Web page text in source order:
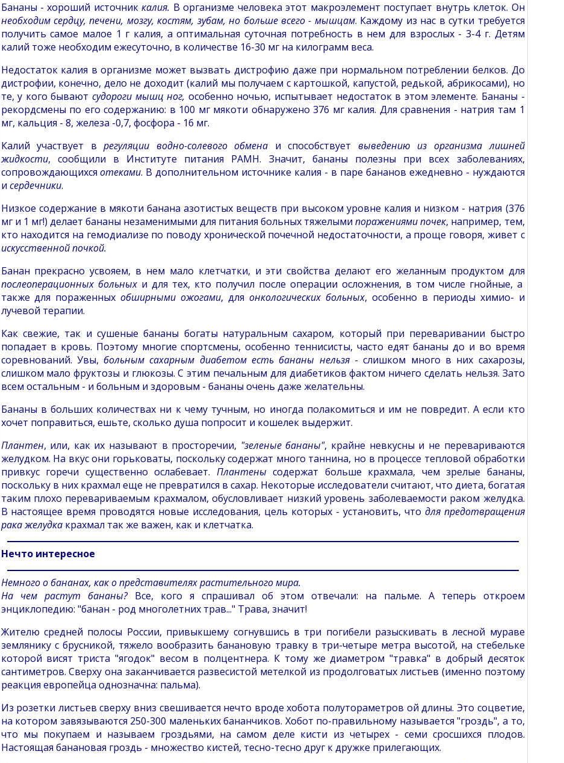
Бананы - хороший источниккалия. В организме человека этот макроэлемент поступает внутрь клеток. Он
необходим сердцу, печени, мозгу, костям, зубам, но больше всего - мышцам. Каждому из нас в сутки требуется
получить самое малое 1 г калия, а оптимальная суточная потребность в нем для взрослых - 3-4 г. Детям
калий тоже необходим ежесуточно, в количестве 16-30 мг на килограмм веса.
Недостаток калия в организме может вызвать дистрофию даже при нормальном потреблении белков. До
дистрофии, конечно, дело не доходит (калий мы получаем с картошкой, капустой, редькой, абрикосами), но
те, у кого бывают судороги мышц ног, особенно ночью, испытывает недостаток в этом элементе. Бананы -
рекордсмены по его содержанию: в 100 мг мякоти обнаружено 376 мг калия. Для сравнения - натрия там 1
мг, кальция - 8, железа -0,7, фосфора - 16 мг.
Калий участвует в регуляции водно-солевого обмена и способствует выведению из организма лишней
жидкости, сообщили в Институте питания РАМН. Значит, бананы полезны при всех заболеваниях,
сопровождающихсяотеками. В дополнительном источнике калия - в паре бананов ежедневно - нуждаются
и сердечники.
Низкое содержание в мякоти банана азотистых веществ при высоком уровне калия и низком - натрия (376
мг и 1 мг!) делает бананы незаменимыми для питания больных тяжелымипоражениями почек, например, тем,
кто находится на гемодиализе по поводу хронической почечной недостаточности, а проще говоря, живет с
искусственной почкой.
Банан прекрасно усвояем, в нем мало клетчатки, и эти свойства делают его желанным продуктом для
послеоперационных больныхи для тех, кто получил после операции осложнения, в том числе гнойные, а
также для пораженныхобширными ожогами, дляонкологических больных, особенно в периоды химио- и
лучевой терапии.
Как свежие, так и сушеные бананы богаты натуральным сахаром, который при переваривании быстро
попадает в кровь. Поэтому многие спортсмены, особенно теннисисты, часто едят бананы до и во время
соревнований. Увы,больным сахарным диабетом есть бананы нельзя- слишком много в них сахарозы,
слишком мало фруктозы и глюкозы. С этим печальным для диабетиков фактом ничего сделать нельзя. Зато
всем остальным - и больным и здоровым - бананы очень даже желательны.
Бананы в больших количествах ни к чему тучным, но иногда полакомиться и им не повредит. А если кто
хочет поправиться, ешьте, сколько душа попросит и кошелек выдержит.
Плантен, или, как их называют в просторечии, "зеленые бананы", крайне невкусны и не перевариваются
желудком. На вкус они горьковаты, поскольку содержат много таннина, но в процессе тепловой обработки
привкус горечи существенно ослабевает. Плантены содержат больше крахмала, чем зрелые бананы,
поскольку в них крахмал еще не превратился в сахар. Некоторые исследователи считают, что диета, богатая
таким плохо перевариваемым крахмалом, обусловливает низкий уровень заболеваемости раком желудка.
В настоящее время проводятся новые исследования, цель которых - установить, что для предотвращения
рака желудкакрахмал так же важен, как и клетчатка.
Нечто интересное
Немного о бананах, как о представителях растительного мира.
На чем растут бананы? Все, кого я спрашивал об этом отвечали: на пальме. А теперь откроем
энциклопедию: "банан - род многолетних трав..." Трава, значит!
Жителю средней полосы России, привыкшему согнувшись в три погибели разыскивать в лесной мураве
землянику с брусникой, тяжело вообразить банановую травку в три-четыре метра высотой, на стебельке
которой висят триста "ягодок" весом в полцентнера. К тому же диаметром "травка" в добрый десяток
сантиметров. Сверху она заканчивается развесистой метелкой из продолговатых листьев (именно поэтому
реакция европейца однозначна: пальма).
Из розетки листьев сверху вниз свешивается нечто вроде хобота полутораметров ой длины. Это соцветие,
на котором завязываются 250-300 маленьких бананчиков. Хобот по-правильному называется "гроздь", а то,
что мы покупаем и называем гроздьями, на самом деле кисти из четырех - семи сросшихся плодов.
Настоящая банановая гроздь - множество кистей, тесно-тесно друг к дружке прилегающих.